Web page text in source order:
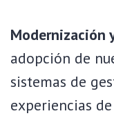
Modernización
adopción de
sistemas de
experiencias